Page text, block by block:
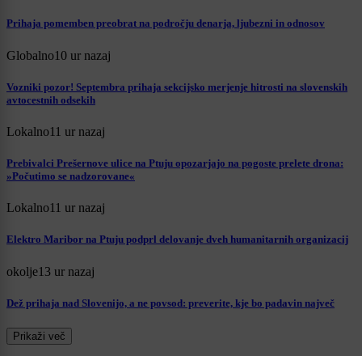
Prihaja pomemben preobrat na področju denarja, ljubezni in odnosov
Globalno10 ur nazaj
Vozniki pozor! Septembra prihaja sekcijsko merjenje hitrosti na slovenskih
avtocestnih odsekih
Lokalno11 ur nazaj
Prebivalci Prešernove ulice na Ptuju opozarjajo na pogoste prelete drona:
»Počutimo se nadzorovane«
Lokalno11 ur nazaj
Elektro Maribor na Ptuju podprl delovanje dveh humanitarnih organizacij
okolje13 ur nazaj
Dež prihaja nad Slovenijo, a ne povsod: preverite, kje bo padavin največ
Prikaži več